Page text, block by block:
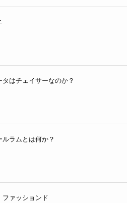
はチェイサーなのか？
ルラムとは何か？
ファッションド